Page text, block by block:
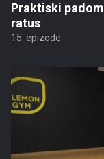
Praktiski
ratus
15. epizode